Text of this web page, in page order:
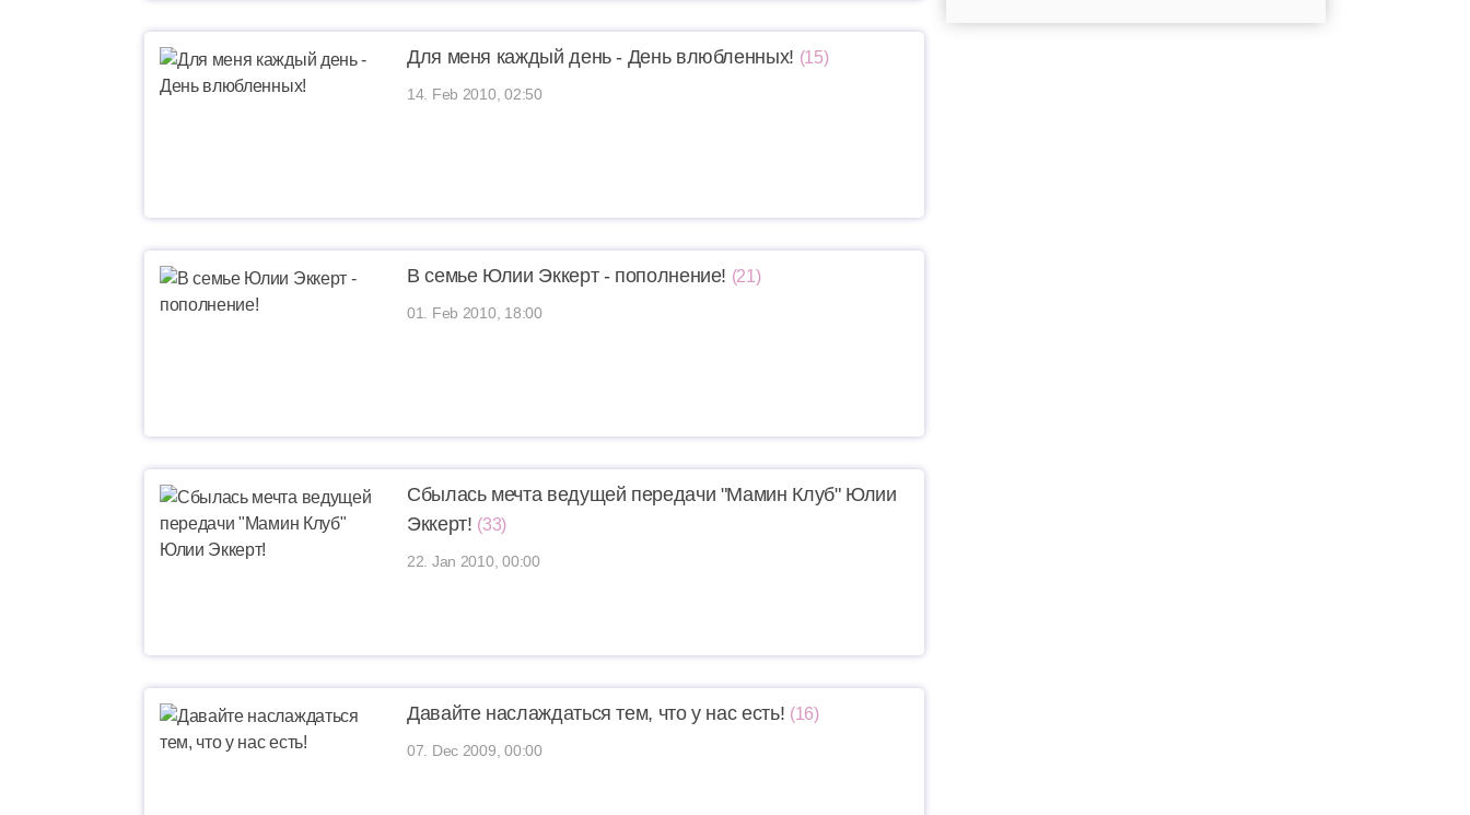
Для меня каждый день - День влюбленных! (15)
14. Feb 2010, 02:50
В семье Юлии Эккерт - пополнение! (21)
01. Feb 2010, 18:00
Сбылась мечта ведущей передачи "Мамин Клуб" Юлии
Эккерт! (33)
22. Jan 2010, 00:00
Давайте наслаждаться тем, что у нас есть! (16)
07. Dec 2009, 00:00